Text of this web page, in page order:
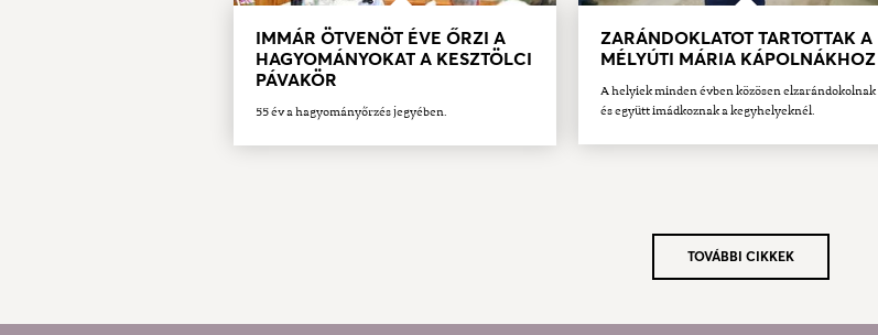
IMMÁR ÖTVENÖT ÉVE ŐRZI A
HAGYOMÁNYOKAT A KESZTÖLCI
PÁVAKÖR
55 év a hagyományőrzés jegyében.
ZARÁNDOKLATOT TARTOTTAK A
MÉLYÚTI MÁRIA KÁPOLNÁKHOZ
A helyiek minden évben közösen elzarándokolnak
és együtt imádkoznak a kegyhelyeknél.
TOVÁBBI CIKKEK